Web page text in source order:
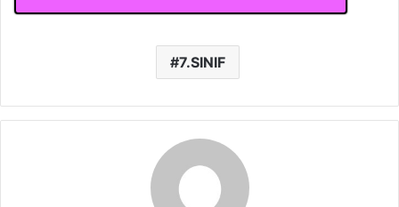
7.SINIF